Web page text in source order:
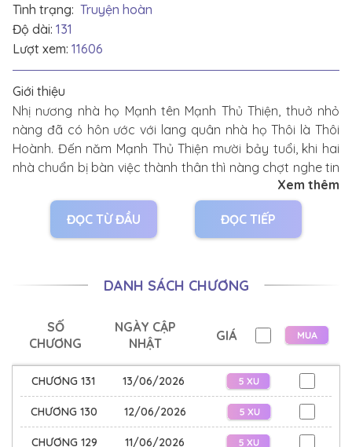
Tình trạng: Truyện hoàn
Độ dài: 131
Lượt xem: 11606
Giới thiệu
Nhị nương nhà họ Mạnh tên Mạnh Thủ Thiện, thuở nhỏ
nàng đã có hôn ước với lang quân nhà họ Thôi là Thôi
Hoành. Đến năm Mạnh Thủ Thiện mười bảy tuổi, khi hai
nhà chuẩn bị bàn việc thành thân thì nàng chợt nghe tin
Tổ mẫu khuyên nàng rằng, hôn nhân là sự kết hợp tốt
đẹp giữa hai họ, dù thế nào Thôi Hoành cũng phải cưới
sao, bởi tỷ tỷ đã xuất giá hai năm nay của nàng đột
nhiên quay về nhà, tuyên bố muốn hòa ly với trượng phu.
Tỷ tỷ bỗng chốc thay đổi tính cách hoàn toàn, ôm lấy
nàng mà khóc không thành tiếng, nói rằng lần này nhất
quyết không để nàng gả vào nhà họ Thôi nữa.
Xem thêm
ĐỌC TỪ ĐẦU ĐỌC TIẾP
DANH SÁCH CHƯƠNG
SỐ
CHƯƠNG
NGÀY CẬP
NHẬT
GIÁ
CHƯƠNG 131 13/06/2026
CHƯƠNG 130 12/06/2026
CHƯƠNG 129 11/06/2026